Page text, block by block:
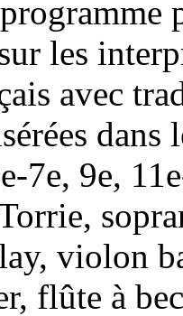
les
avec
7e, 9e,
violon
flûte à